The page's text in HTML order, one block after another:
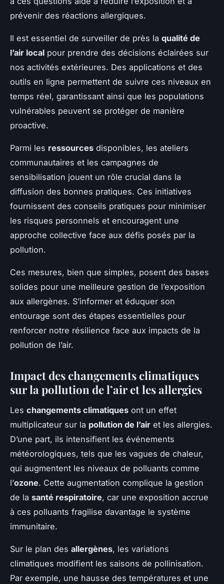
prévenir des réactions allergiques.
Il est essentiel de surveiller de près la qualité de
l’air local pour prendre des décisions éclairées sur
nos activités extérieures. Des applications et des
outils en ligne permettent de suivre ces niveaux en
temps réel, garantissant ainsi que les populations
vulnérables peuvent se protéger de manière
proactive.
Parmi les ressources disponibles, les ateliers
communautaires et les campagnes de
sensibilisation jouent un rôle crucial dans la
diffusion des bonnes pratiques. Ces initiatives
fournissent des conseils pratiques pour minimiser
les risques personnels et encouragent une
approche collective face aux défis posés par la
pollution.
Ces mesures, bien que simples, posent des bases
solides pour une meilleure gestion de l’exposition
aux allergènes. S’informer et éduquer son
entourage sont des étapes essentielles pour
renforcer notre résilience face aux impacts de la
pollution de l’air.
Impact des changements climatiques
sur la pollution de l’air et les allergies
Les changements climatiques ont un effet
multiplicateur sur la pollution de l’air et les allergies.
D’une part, ils intensifient les événements
météorologiques, tels que les vagues de chaleur,
qui augmentent les niveaux de polluants comme
l’ozone. Cette augmentation complique la gestion
de la santé respiratoire, car une exposition accrue
à ces polluants fragilise davantage le système
immunitaire.
Sur le plan des allergènes, les variations
climatiques modifient les saisons de pollinisation.
Par exemple, une hausse des températures et une